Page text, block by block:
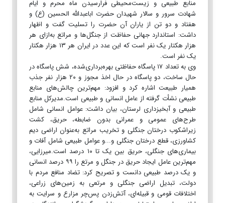
منابع طبیعی و زیست‌محیطی فرارسیدن ماه محرم و ایام
شهادت سرور و سالار شهیدان حضرت اباعبدالله الحسین (ع) و
هفتاد و دو تن از یاران آن حضرت را تسلیت گفت و اظهار
داشت: استاندارد جهانی حفاظت از جنگل‌ها و مراتع به‌ازای هر
هزار هکتار یک نفر است که این عدد در ایران هر ۱۳ هزار هکتار
یک نفر است.
وی به تعداد ۱۷ پاسگاه حفاظتی بهره‌برداری‌شده، شش پاسگاه در
حال ساخت، دو پاسگاه در حال اخذ مجوز و ۲۰ هزار نفر جذب
همیار طبیعت اشاره کرد و افزود: مهم‌ترین چالش‌های منابع
طبیعی نشأت گرفته از عامل انسانی و طبیعی است.مدیرکل منابع
طبیعی و آبخیزداری لرستان، بیان داشت: عوامل انسانی شامل
طرح‌های عمومی و عمرانی بدون ضابطه، حریق، کشت
زیراشکوب درختان جنگلی و تخریب مراتع به‌عنوان اراضی دیم
کشاورزی، قطع درختان جنگلی و...و عوامل طبیعی شامل آفات و
بیماری‌های جنگلی، حریق بین یک تا ۱۰ درصد است.میرزایی،
مهم‌ترین عامل ایجاد حریق در جنگل و مرتع را ۹۹ درصد انسانی
و یک درصد طبیعی دانست و تصریح کرد: تضاد منافع مردم با
دولت، تبدیل اراضی جنگلی و مرتعی به زمین‌های زراعی،
اختلافات قومی و قبیله‌ای، آتش‌زدن پس‌چر مزارع و سرایت به